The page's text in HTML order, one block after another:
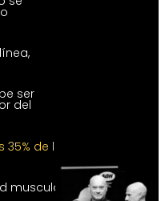
ser
del
de la
muscular.